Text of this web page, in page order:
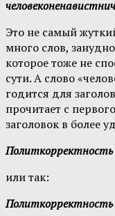
Это не самый
много слов,
которое тоже не
сути. А слово
годится для
прочитает с
заголовок в более
или так: